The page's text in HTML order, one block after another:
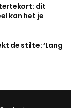
dit
kan het je
de stilte: ‘Lang